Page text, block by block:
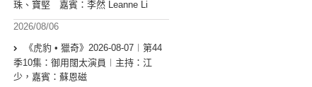
珠、寶堅 嘉賓：李然 Leanne Li
2026/08/06
《虎豹 • 獵奇》2026-08-07︱第44
季10集：御用闊太演員︱主持：江
少，嘉賓：蘇恩磁